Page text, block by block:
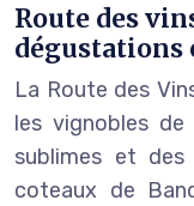
Route des
dégustations
La Route des
les vignobles
sublimes et des
coteaux de